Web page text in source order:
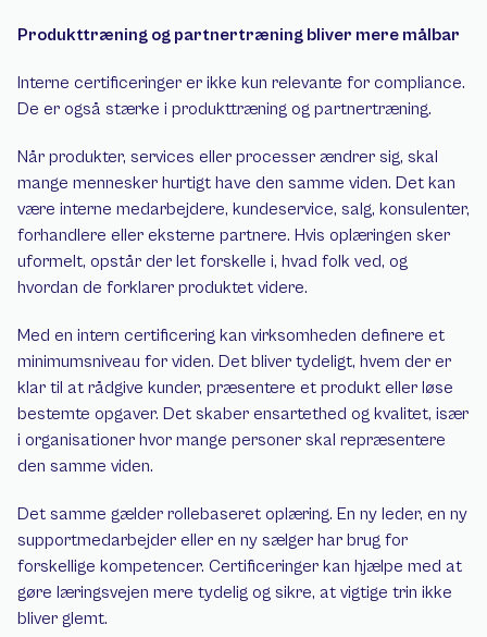
Produkttræning og partnertræning bliver mere målbar
Interne certificeringer er ikke kun relevante for compliance.
De er også stærke i produkttræning og partnertræning.
Når produkter, services eller processer ændrer sig, skal
mange mennesker hurtigt have den samme viden. Det kan
være interne medarbejdere, kundeservice, salg, konsulenter,
forhandlere eller eksterne partnere. Hvis oplæringen sker
uformelt, opstår der let forskelle i, hvad folk ved, og
hvordan de forklarer produktet videre.
Med en intern certificering kan virksomheden definere et
minimumsniveau for viden. Det bliver tydeligt, hvem der er
klar til at rådgive kunder, præsentere et produkt eller løse
bestemte opgaver. Det skaber ensartethed og kvalitet, især
i organisationer hvor mange personer skal repræsentere
den samme viden.
Det samme gælder rollebaseret oplæring. En ny leder, en ny
supportmedarbejder eller en ny sælger har brug for
forskellige kompetencer. Certificeringer kan hjælpe med at
gøre læringsvejen mere tydelig og sikre, at vigtige trin ikke
bliver glemt.